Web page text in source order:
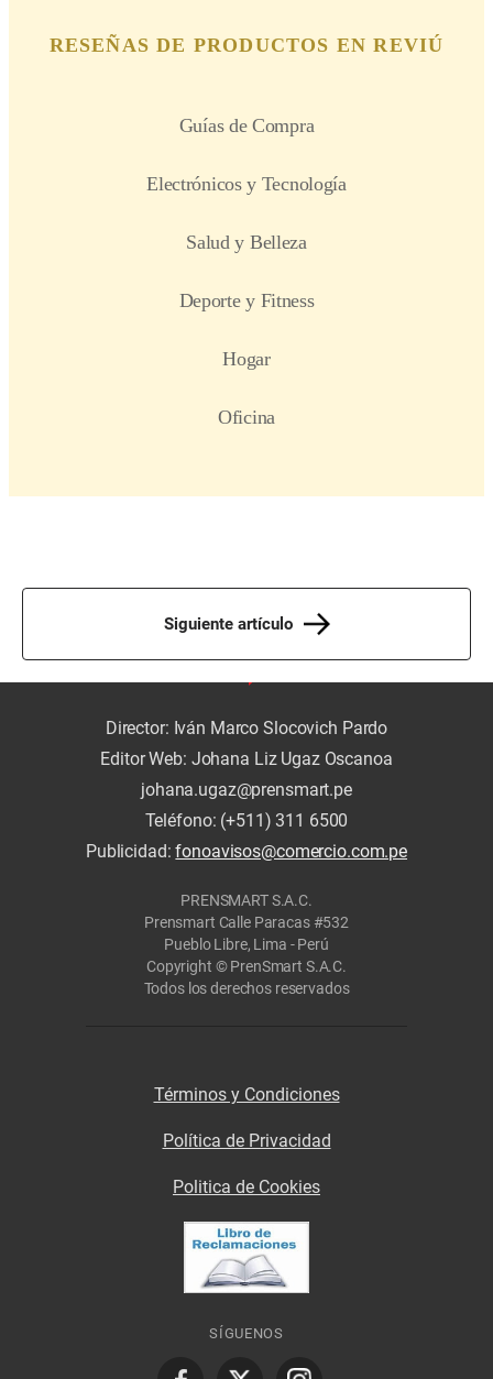
Siguiente artículo
Director: Iván Marco Slocovich Pardo
Editor Web: Johana Liz Ugaz Oscanoa
johana.ugaz@prensmart.pe
Teléfono: (+511) 311 6500
Publicidad:fonoavisos@comercio.com.pe
PRENSMART S.A.C.
Prensmart Calle Paracas #532
Pueblo Libre, Lima - Perú
Copyright © PrenSmart S.A.C.
Todos los derechos reservados
Términos y Condiciones
Política de Privacidad
Politica de Cookies
SÍGUENOS